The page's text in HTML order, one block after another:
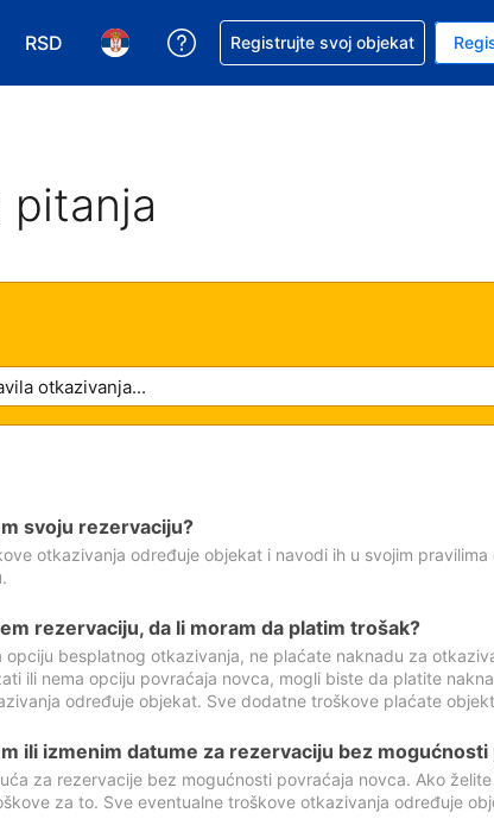
RSD
Izaberite valutu. Vaša trenutna valuta je dinar
Izaberite jezik. Vaš trenutni jezik je
Zatražite pomoć u vezi sa
Registrujte svoj objekat
pitanja
svoju rezervaciju?
otkazivanja određuje objekat i navodi ih u svojim
rezervaciju, da li moram da platim trošak?
opciju besplatnog otkazivanja, ne plaćate naknadu za
ili nema opciju povraćaja novca, mogli biste da platite
određuje objekat. Sve dodatne troškove plaćate
ili izmenim datume za rezervaciju bez mogućnosti
za rezervacije bez mogućnosti povraćaja novca. Ako
za to. Sve eventualne troškove otkazivanja određuje